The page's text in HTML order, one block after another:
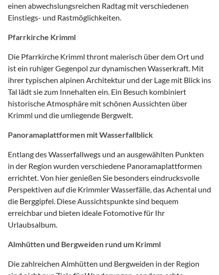
einen abwechslungsreichen Radtag mit verschiedenen
Einstiegs- und Rastmöglichkeiten.
Pfarrkirche Krimml
Die Pfarrkirche Krimml thront malerisch über dem Ort und
ist ein ruhiger Gegenpol zur dynamischen Wasserkraft. Mit
ihrer typischen alpinen Architektur und der Lage mit Blick ins
Tal lädt sie zum Innehalten ein. Ein Besuch kombiniert
historische Atmosphäre mit schönen Aussichten über
Krimml und die umliegende Bergwelt.
Panoramaplattformen mit Wasserfallblick
Entlang des Wasserfallwegs und an ausgewählten Punkten
in der Region wurden verschiedene Panoramaplattformen
errichtet. Von hier genießen Sie besonders eindrucksvolle
Perspektiven auf die Krimmler Wasserfälle, das Achental und
die Berggipfel. Diese Aussichtspunkte sind bequem
erreichbar und bieten ideale Fotomotive für Ihr
Urlaubsalbum.
Almhütten und Bergweiden rund um Krimml
Die zahlreichen Almhütten und Bergweiden in der Region